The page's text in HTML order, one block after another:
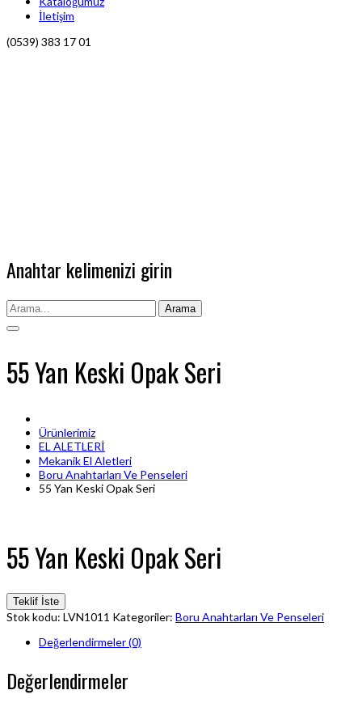
İletişim
(0539) 383 17 01
Anahtar kelimenizi girin
Arama
55 Yan Keski Opak Seri
Ürünlerimiz
EL ALETLERİ
Mekanik El Aletleri
Boru Anahtarları Ve Penseleri
55 Yan Keski Opak Seri
55 Yan Keski Opak Seri
Teklif İste
Stok kodu: LVN1011 Kategoriler: Boru Anahtarları Ve Penseleri
Değerlendirmeler (0)
Değerlendirmeler